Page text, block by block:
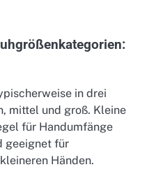
in drei
mittel und groß. Kleine
für Handumfänge
geeignet für
Händen.